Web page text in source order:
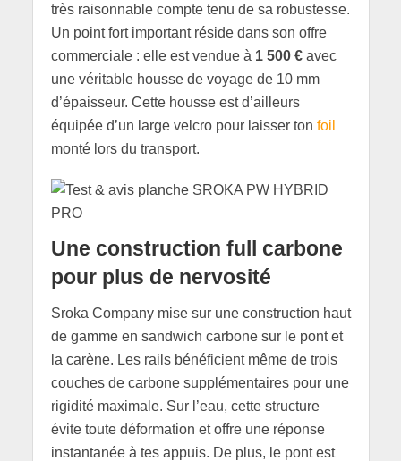
très raisonnable compte tenu de sa robustesse.
Un point fort important réside dans son offre
commerciale : elle est vendue à 1 500 €avec
une véritable housse de voyage de 10 mm
d’épaisseur. Cette housse est d’ailleurs
équipée d’un large velcro pour laisser ton foil
monté lors du transport.
Une construction full carbone
pour plus de nervosité
Sroka Company mise sur une construction haut
de gamme en sandwich carbone sur le pont et
la carène. Les rails bénéficient même de trois
couches de carbone supplémentaires pour une
rigidité maximale. Sur l’eau, cette structure
évite toute déformation et offre une réponse
instantanée à tes appuis. De plus, le pont est